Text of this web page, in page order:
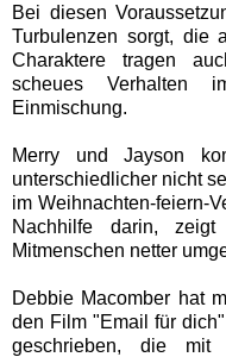
Bei diesen
Turbulenzen sorgt, die
Charaktere tragen
scheues Verhalten
Einmischung.
Merry und Jayson
unterschiedlicher nicht
im Weihnachten-feiern-
Nachhilfe darin,
Mitmenschen netter
Debbie Macomber hat
den Film "Email für
geschrieben, die mit